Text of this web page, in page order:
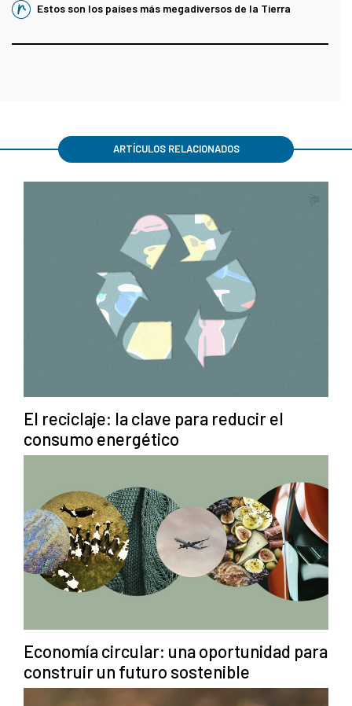
Estos son los países más megadiversos de la Tierra
ARTÍCULOS RELACIONADOS
El reciclaje: la clave para reducir el
consumo energético
Economía circular: una oportunidad para
construir un futuro sostenible